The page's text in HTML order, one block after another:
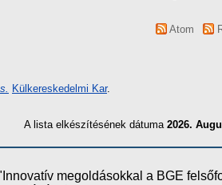
Atom
Külkereskedelmi Kar.
A lista elkészítésének dátuma 2026.
megoldásokkal a BGE